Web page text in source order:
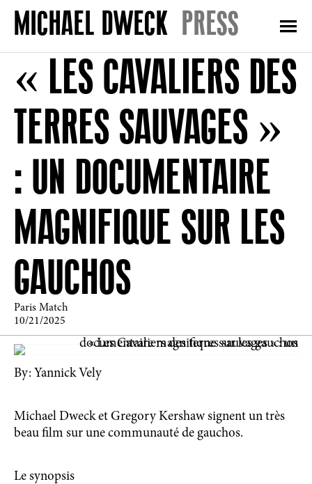
PRESS
« LES CAVALIERS DES
TERRES SAUVAGES »
: UN DOCUMENTAIRE
MAGNIFIQUE SUR LES
GAUCHOS
Paris Match
10/21/2025
By: Yannick Vely
Michael Dweck et Gregory Kershaw signent un très
beau film sur une communauté de gauchos.
Le synopsis